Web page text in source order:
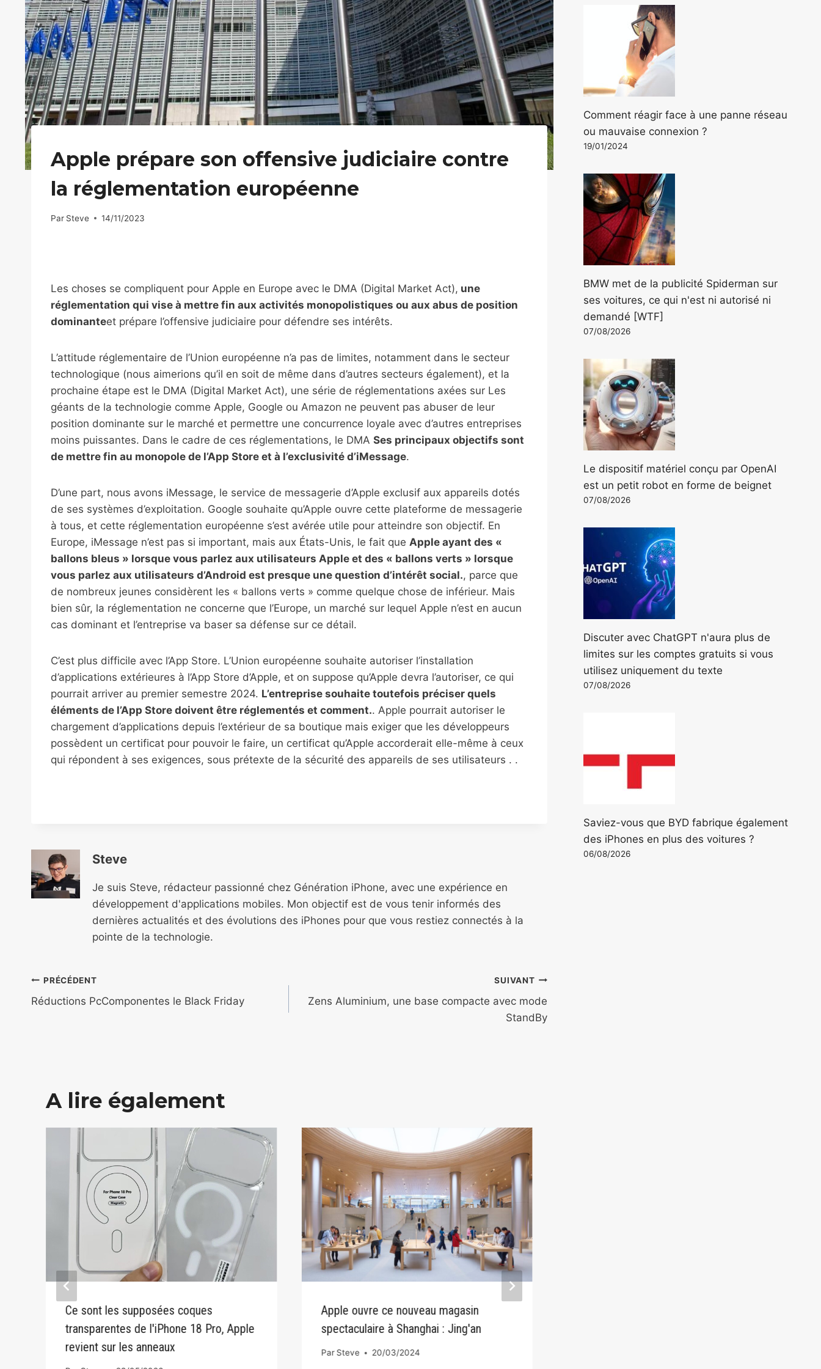
Apple prépare son offensive judiciaire contre
la réglementation européenne
Par Steve 14/11/2023
Les choses se compliquent pour Apple en Europe avec le DMA (Digital Market Act), une
réglementation qui vise à mettre fin aux activités monopolistiques ou aux abus de position
dominanteet prépare l’offensive judiciaire pour défendre ses intérêts.
L’attitude réglementaire de l’Union européenne n’a pas de limites, notamment dans le secteur
technologique (nous aimerions qu’il en soit de même dans d’autres secteurs également), et la
prochaine étape est le DMA (Digital Market Act), une série de réglementations axées sur Les
géants de la technologie comme Apple, Google ou Amazon ne peuvent pas abuser de leur
position dominante sur le marché et permettre une concurrence loyale avec d’autres entreprises
moins puissantes. Dans le cadre de ces réglementations, le DMA Ses principaux objectifs sont
de mettre fin au monopole de l’App Store et à l’exclusivité d’iMessage.
D’une part, nous avons iMessage, le service de messagerie d’Apple exclusif aux appareils dotés
de ses systèmes d’exploitation. Google souhaite qu’Apple ouvre cette plateforme de messagerie
à tous, et cette réglementation européenne s’est avérée utile pour atteindre son objectif. En
Europe, iMessage n’est pas si important, mais aux États-Unis, le fait que Apple ayant des «
ballons bleus » lorsque vous parlez aux utilisateurs Apple et des « ballons verts » lorsque
vous parlez aux utilisateurs d’Android est presque une question d’intérêt social., parce que
de nombreux jeunes considèrent les « ballons verts » comme quelque chose de inférieur. Mais
bien sûr, la réglementation ne concerne que l’Europe, un marché sur lequel Apple n’est en aucun
cas dominant et l’entreprise va baser sa défense sur ce détail.
C’est plus difficile avec l’App Store. L’Union européenne souhaite autoriser l’installation
d’applications extérieures à l’App Store d’Apple, et on suppose qu’Apple devra l’autoriser, ce qui
pourrait arriver au premier semestre 2024. L’entreprise souhaite toutefois préciser quels
éléments de l’App Store doivent être réglementés et comment.. Apple pourrait autoriser le
chargement d’applications depuis l’extérieur de sa boutique mais exiger que les développeurs
possèdent un certificat pour pouvoir le faire, un certificat qu’Apple accorderait elle-même à ceux
qui répondent à ses exigences, sous prétexte de la sécurité des appareils de ses utilisateurs . .
Steve
Je suis Steve, rédacteur passionné chez Génération iPhone, avec une expérience en
développement d'applications mobiles. Mon objectif est de vous tenir informés des
dernières actualités et des évolutions des iPhones pour que vous restiez connectés à la
pointe de la technologie.
Navigation
de
PRÉCÉDENT
Réductions PcComponentes le Black Friday
SUIVANT
Zens Aluminium, une base compacte avec mode
StandBy
A lire également
Ce sont les supposées coques
transparentes de l'iPhone 18 Pro, Apple
revient sur les anneaux
Apple ouvre ce nouveau magasin
spectaculaire à Shanghai : Jing'an
Par Steve 20/03/2024
Comment réagir face à une panne réseau
ou mauvaise connexion ?
19/01/2024
BMW met de la publicité Spiderman sur
ses voitures, ce qui n'est ni autorisé ni
demandé [WTF]
07/08/2026
Le dispositif matériel conçu par OpenAI
est un petit robot en forme de beignet
07/08/2026
Discuter avec ChatGPT n'aura plus de
limites sur les comptes gratuits si vous
utilisez uniquement du texte
07/08/2026
Saviez-vous que BYD fabrique également
des iPhones en plus des voitures ?
06/08/2026